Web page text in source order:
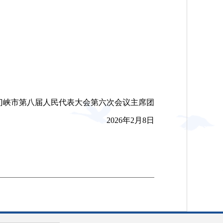
第八届人民代表大会第六次会议主席团
2026年2月8日